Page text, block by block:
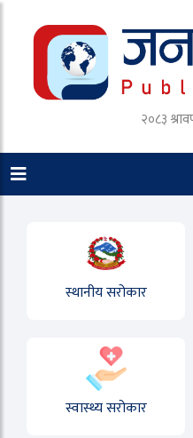
२०८३
स्थानीय सरोकार
स्वास्थ्य सरोकार